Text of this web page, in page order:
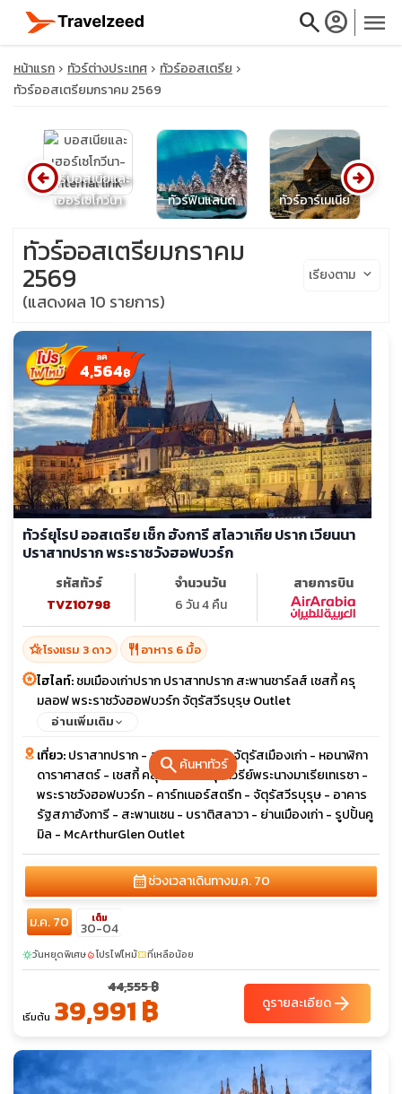
searchaccount_circle menu
close
calendar_month
หน้าแรก ทัวร์ต่างประเทศ
ทัวร์ออสเตรีย
ทัวร์ออสเตรียมกราคม 2569
ทัวร์บอสเนียและ
เฮอร์เซโกวีนา
ทัวร์ฟินแลนด์ ทัวร์อาร์เมเนีย
arrow_circle_left arrow_circle_right
searchค้นหาทัวร์
ทัวร์ออสเตรียมกราคม
2569
(แสดงผล 10 รายการ)
เรียงตาม keyboard_arrow_down
4,564฿
ทัวร์ยุโรป ออสเตรีย เช็ก ฮังการี สโลวาเกีย ปราก เวียนนา
ปราสาทปราก พระราชวังฮอฟบวร์ก
รหัสทัวร์
TVZ10798
จำนวนวัน
6 วัน 4 คืน
สายการบิน
hotel_classโรงแรม 3 ดาว restaurant อาหาร 6 มื้อ
ไฮไลท์:ชมเมืองเก่าปราก ปราสาทปราก สะพานชาร์ลส์ เชสกี้ ครุ
มลอฟ พระราชวังฮอฟบวร์ก จัตุรัสวีรบุรุษ Outlet
อ่านเพิ่มเติม
เที่ยว:ปราสาทปราก - สะพานชาร์ลส์ - จัตุรัสเมืองเก่า - หอนาฬิกา
ดาราศาสตร์ - เชสกี้ คลุมลอฟ - อนุสาวรีย์พระนางมาเรียเทเรซา -
พระราชวังฮอฟบวร์ก - คาร์ทเนอร์สตรีท - จัตุรัสวีรบุรุษ - อาคาร
รัฐสภาฮังการี - สะพานเซน - บราติสลาวา - ย่านเมืองเก่า - รูปปั้นคู
มิล - McArthurGlen Outlet
calendar_monthช่วงเวลาเดินทางม.ค. 70
ม.ค. 70 เต็ม
30-04
sunnyวันหยุดพิเศษlocal_fire_departmentโปรไฟไหม้confirmation_numberที่เหลือน้อย
เริ่มต้น
44,555 ฿
39,991 ฿ ดูรายละเอียดarrow_forward